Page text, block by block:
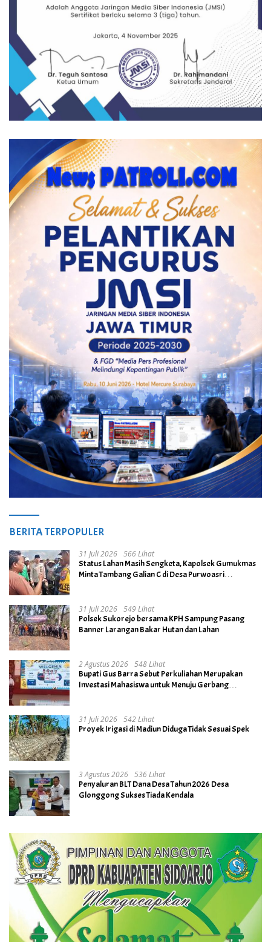
BERITA TERPOPULER
31 Juli 2026 566 Lihat
Status Lahan Masih Sengketa, Kapolsek Gumukmas
Minta Tambang Galian C di Desa Purwoasri
31 Juli 2026 549 Lihat
Polsek Sukorejo bersama KPH Sampung Pasang
Banner Larangan Bakar Hutan dan Lahan
2 Agustus 2026 548 Lihat
Bupati Gus Barra Sebut Perkuliahan Merupakan
Investasi Mahasiswa untuk Menuju Gerbang
31 Juli 2026 542 Lihat
Proyek Irigasi di Madiun Diduga Tidak Sesuai Spek
3 Agustus 2026 536 Lihat
Penyaluran BLT Dana Desa Tahun 2026 Desa
Glonggong Sukses Tiada Kendala